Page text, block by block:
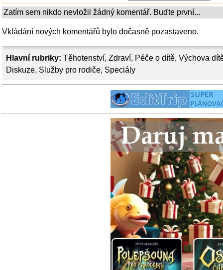
Hlavní rubriky: Těhotenství, Zdraví, Péče o dítě, Výchova
Diskuze, Služby pro rodiče, Speciály
Zatím sem nikdo nevložil žádný komentář. Buďte první...
Vkládání nových komentářů bylo dočasně pozastaveno.